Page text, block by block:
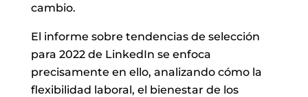
cambio.
El informe sobre tendencias de selección
para 2022 de LinkedIn se enfoca
precisamente en ello, analizando cómo la
flexibilidad laboral, el bienestar de los